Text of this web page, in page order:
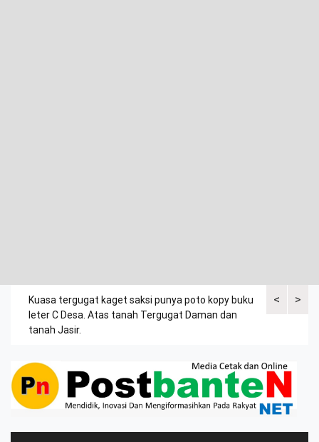
<
Kuasa tergugat kaget saksi punya poto kopy buku
leter C Desa. Atas tanah Tergugat Daman dan
tanah Jasir.
Dalam>